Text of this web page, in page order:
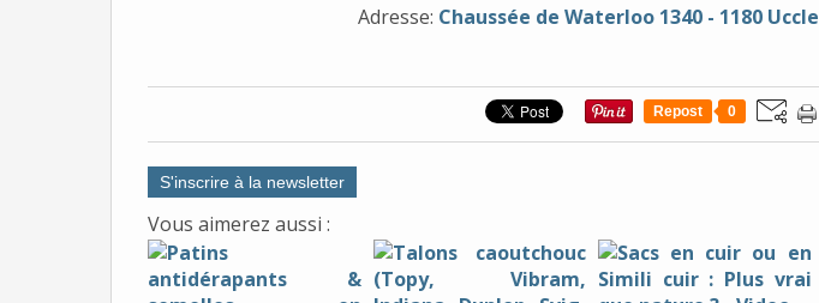
Adresse: Chaussée de Waterloo 1340 - 1180 Uccle
Repost 0
S'inscrire à la newsletter
Vous aimerez aussi :